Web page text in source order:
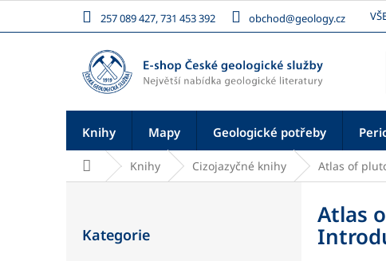
obsah
257 089 427, 731 453 392 obchod@geology.cz
Knihy Mapy Geologické potřeby
Domů Knihy Cizojazyčné knihy Atlas of
kategorie
Kategorie
Atlas